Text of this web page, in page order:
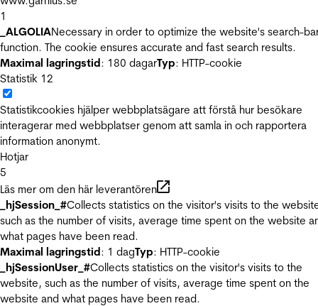
1
_ALGOLIANecessary in order to optimize the website's search-
function. The cookie ensures accurate and fast search results.
Maximal lagringstid: 180 dagarTyp: HTTP-cookie
Statistik 12
Statistikcookies hjälper webbplatsägare att förstå hur besökare
interagerar med webbplatser genom att samla in och rapportera
information anonymt.
Hotjar
5
Läs mer om den här leverantören
_hjSession_#Collects statistics on the visitor's visits to the
such as the number of visits, average time spent on the website
what pages have been read.
Maximal lagringstid: 1 dagTyp: HTTP-cookie
_hjSessionUser_#Collects statistics on the visitor's visits to the
website, such as the number of visits, average time spent on the
website and what pages have been read.